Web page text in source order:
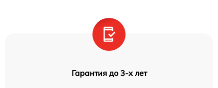
Гарантия до 3-х лет